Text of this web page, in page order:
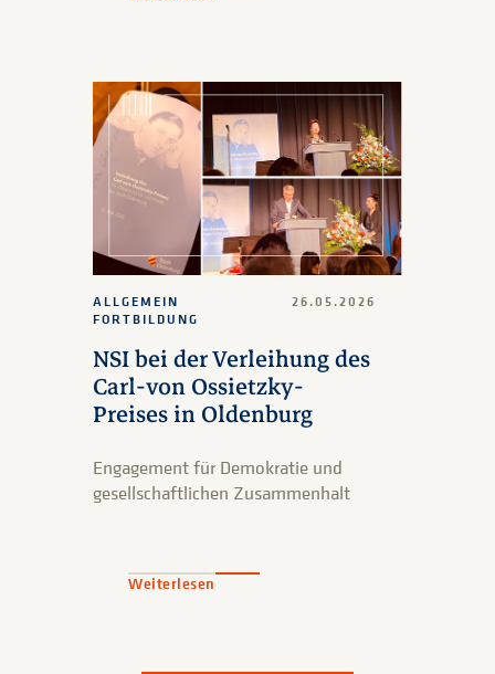
NSI bei der Verleihung des
Carl-von Ossietzky-
Preises in Oldenburg
ALLGEMEIN
FORTBILDUNG
26.05.2026
Engagement für Demokratie und
gesellschaftlichen Zusammenhalt
Weiterlesen